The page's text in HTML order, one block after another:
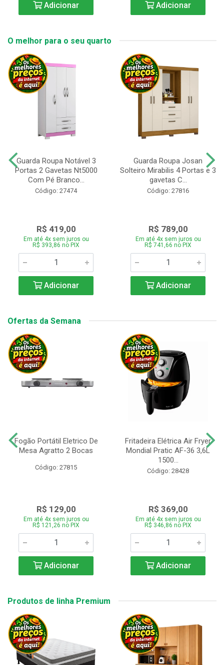
Adicionar Adicionar
O melhor para o seu quarto
Guarda Roupa Notável 3
Portas 2 Gavetas Nt5000
Com Pé Branco...
Código: 27474
R$ 419,00
Em até 4x sem juros ou
R$ 393,86 no PIX
Adicionar
Guarda Roupa Josan
Solteiro Mirabilis 4 Portas e 3
gavetas C...
Código: 27816
R$ 789,00
Em até 4x sem juros ou
R$ 741,66 no PIX
Adicionar
Ofertas da Semana
Fogão Portátil Eletrico De
Mesa Agratto 2 Bocas
Código: 27815
R$ 129,00
Em até 4x sem juros ou
R$ 121,26 no PIX
Adicionar
Fritadeira Elétrica Air Fryer
Mondial Pratic AF-36 3,6L
1500...
Código: 28428
R$ 369,00
Em até 4x sem juros ou
R$ 346,86 no PIX
Adicionar
Produtos de linha Premium